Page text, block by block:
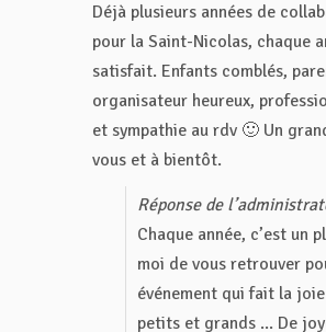
Déjà plusieurs années de
pour la Saint-Nicolas, chaque
satisfait. Enfants comblés,
organisateur heureux,
et sympathie au rdv 🙂 Un
vous et à bientôt.
Réponse de
Chaque année, c’est un
moi de vous retrouver
événement qui fait la
petits et grands ... De